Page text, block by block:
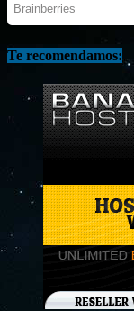
Te recomendamos: